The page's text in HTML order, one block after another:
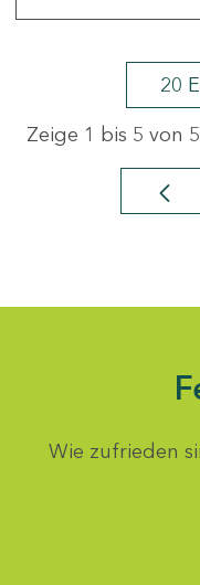
20
Zeige 1 bis 5 von
Wie zufrieden